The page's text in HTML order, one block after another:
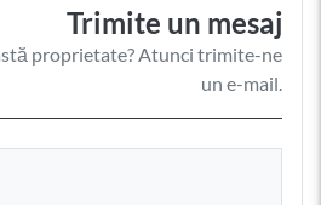
Trimite un mesaj
proprietate? Atunci trimite-ne
un e-mail.